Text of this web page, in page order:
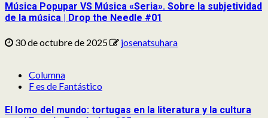
Música Popupar VS Música «Seria». Sobre la subjetividad
de la música | Drop the Needle #01
30 de octubre de 2025 josenatsuhara
Columna
F es de Fantástico
El lomo del mundo: tortugas en la literatura y la cultura